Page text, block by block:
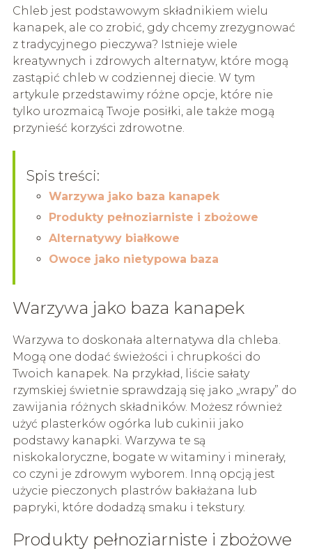
Chleb jest podstawowym składnikiem wielu
kanapek, ale co zrobić, gdy chcemy zrezygnować
z tradycyjnego pieczywa? Istnieje wiele
kreatywnych i zdrowych alternatyw, które mogą
zastąpić chleb w codziennej diecie. W tym
artykule przedstawimy różne opcje, które nie
tylko urozmaicą Twoje posiłki, ale także mogą
przynieść korzyści zdrowotne.
Spis treści:
Warzywa jako baza kanapek
Produkty pełnoziarniste i zbożowe
Alternatywy białkowe
Owoce jako nietypowa baza
Warzywa jako baza kanapek
Warzywa to doskonała alternatywa dla chleba.
Mogą one dodać świeżości i chrupkości do
Twoich kanapek. Na przykład, liście sałaty
rzymskiej świetnie sprawdzają się jako „wrapy” do
zawijania różnych składników. Możesz również
użyć plasterków ogórka lub cukinii jako
podstawy kanapki. Warzywa te są
niskokaloryczne, bogate w witaminy i minerały,
co czyni je zdrowym wyborem. Inną opcją jest
użycie pieczonych plastrów bakłażana lub
papryki, które dodadzą smaku i tekstury.
Produkty pełnoziarniste i zbożowe